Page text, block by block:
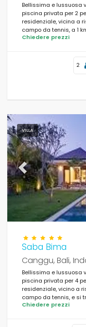
Bellissima e lussuosa
piscina privata per 2
residenziale, vicina a
campo da tennis, a 1
Chiedere prezzi
2
VILLA
Previous
Saba Bima
Canggu, Bali,
Bellissima e lussuosa
piscina privata per 4
residenziale, vicino a
campo da tennis, e si
Chiedere prezzi